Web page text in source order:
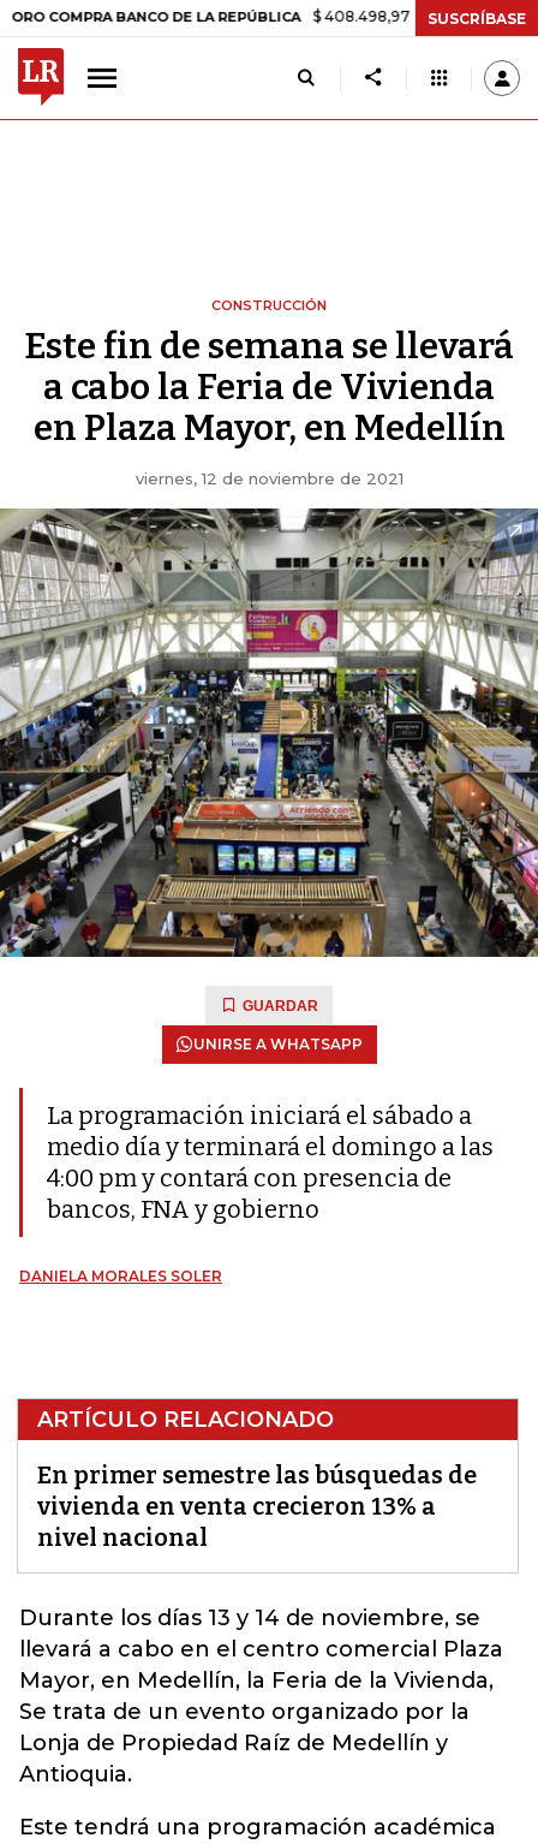
BANCO DE LA REPÚBLICA $ 408.498,97 +$ 8.753,81 +2,19%
SUSCRÍBASE
CONSTRUCCIÓN
Este fin de semana se llevará
a cabo la Feria de Vivienda
en Plaza Mayor, en Medellín
viernes, 12 de noviembre de 2021
GUARDAR
UNIRSE A WHATSAPP
La programación iniciará el sábado a
medio día y terminará el domingo a las
4:00 pm y contará con presencia de
bancos, FNA y gobierno
DANIELA MORALES SOLER
ARTÍCULO RELACIONADO
En primer semestre las búsquedas de
vivienda en venta crecieron 13% a
nivel nacional
Durante los días 13 y 14 de noviembre, se
llevará a cabo en el centro comercial Plaza
Mayor, en Medellín, la Feria de la Vivienda,
Se trata de un evento organizado por la
Lonja de Propiedad Raíz de Medellín y
Antioquia.
Este tendrá una programación académica